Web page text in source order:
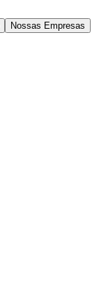
Nossas Empresas